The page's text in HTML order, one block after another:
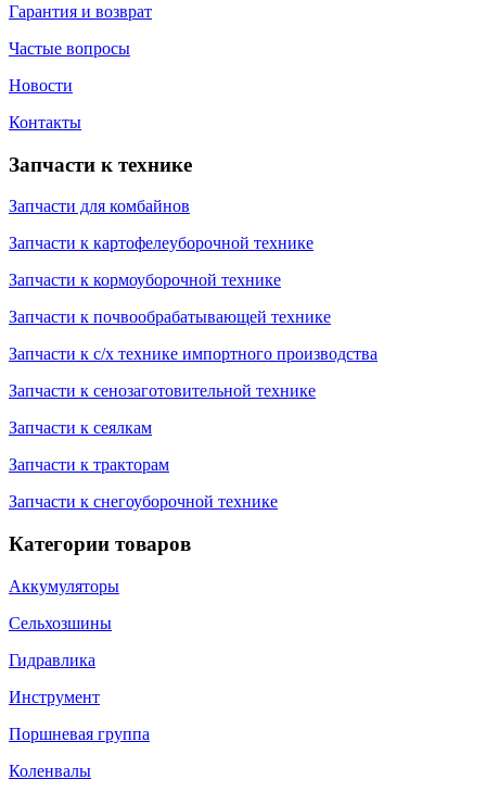
Гарантия и возврат
Частые вопросы
Новости
Контакты
Запчасти к технике
Запчасти для комбайнов
Запчасти к картофелеуборочной технике
Запчасти к кормоуборочной технике
Запчасти к почвообрабатывающей технике
Запчасти к с/х технике импортного производства
Запчасти к сенозаготовительной технике
Запчасти к сеялкам
Запчасти к тракторам
Запчасти к снегоуборочной технике
Категории товаров
Аккумуляторы
Сельхозшины
Гидравлика
Инструмент
Поршневая группа
Коленвалы